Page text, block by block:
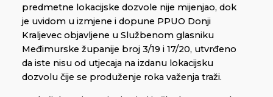
predmetne lokacijske dozvole nije mijenjao, dok
je uvidom u izmjene i dopune PPUO Donji
Kraljevec objavljene u Službenom glasniku
Međimurske županije broj 3/19 i 17/20, utvrđeno
da iste nisu od utjecaja na izdanu lokacijsku
dozvolu čije se produženje roka važenja traži.